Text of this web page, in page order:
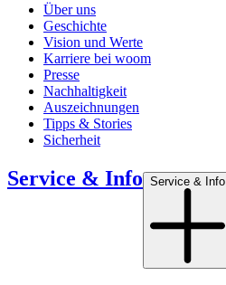
Über uns
Geschichte
Vision und Werte
Karriere bei woom
Presse
Nachhaltigkeit
Auszeichnungen
Tipps & Stories
Sicherheit
Service & Info Service & Info